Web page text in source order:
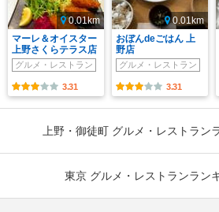
0.01km
マーレ＆オイスター
上野さくらテラス店
グルメ・レストラン
3.31
0.01km
おぼんdeごはん 上
野店
グルメ・レストラン
3.31
上野・御徒町 グルメ・レストラン
東京 グルメ・レストランラン